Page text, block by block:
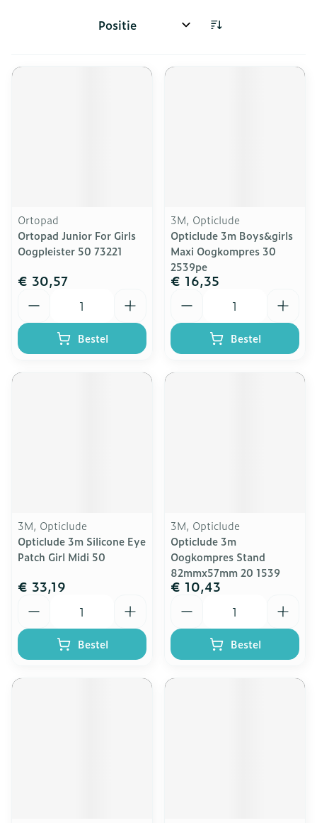
Sorteer op:
Ortopad
Ortopad Junior For Girls
Oogpleister 50 73221
€ 30,57
Bestel
3M, Opticlude
Opticlude 3m Boys&girls
Maxi Oogkompres 30
2539pe
€ 16,35
Bestel
3M, Opticlude
Opticlude 3m Silicone Eye
Patch Girl Midi 50
€ 33,19
Bestel
3M, Opticlude
Opticlude 3m
Oogkompres Stand
82mmx57mm 20 1539
€ 10,43
Bestel